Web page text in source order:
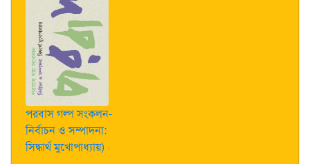
পরবাস গল্প সংকলন-
নির্বাচন ও সম্পাদনা:
সিদ্ধার্থ মুখোপাধ্যায়)